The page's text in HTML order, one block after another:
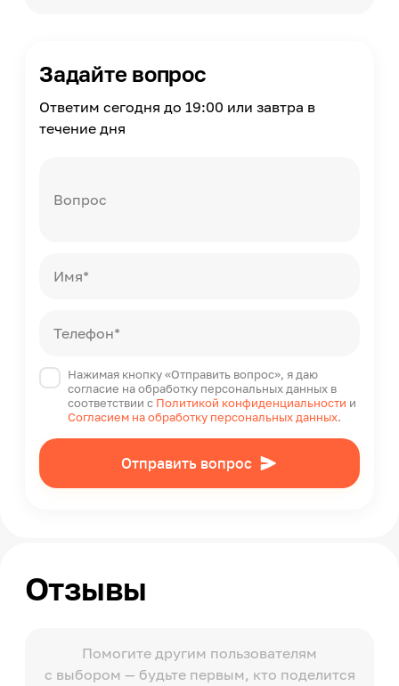
Задайте вопрос
Ответим сегодня до 19:00 или завтра в
течение дня
Вопрос
Имя*
Телефон*
Нажимая кнопку «Отправить вопрос», я даю
согласие на обработку персональных данных в
соответствии с Политикой конфиденциальности и
Согласием на обработку персональных данных.
Отправить вопрос
Отзывы
Помогите другим пользователям
с выбором — будьте первым, кто поделится